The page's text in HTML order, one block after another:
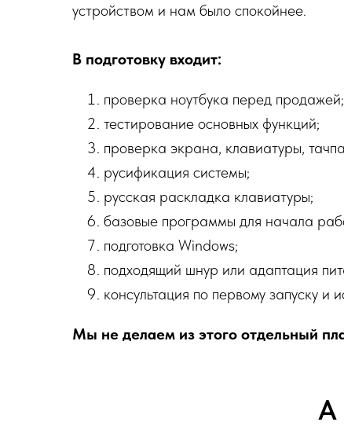
устройством и нам было спокойнее.
В подготовку входит:
проверка ноутбука перед продажей;
тестирование основных функций;
проверка экрана, клавиатуры,
русификация системы;
русская раскладка клавиатуры;
базовые программы для начала
подготовка Windows;
подходящий шнур или адаптация
консультация по первому запуску и
Мы не делаем из этого отдельный
А